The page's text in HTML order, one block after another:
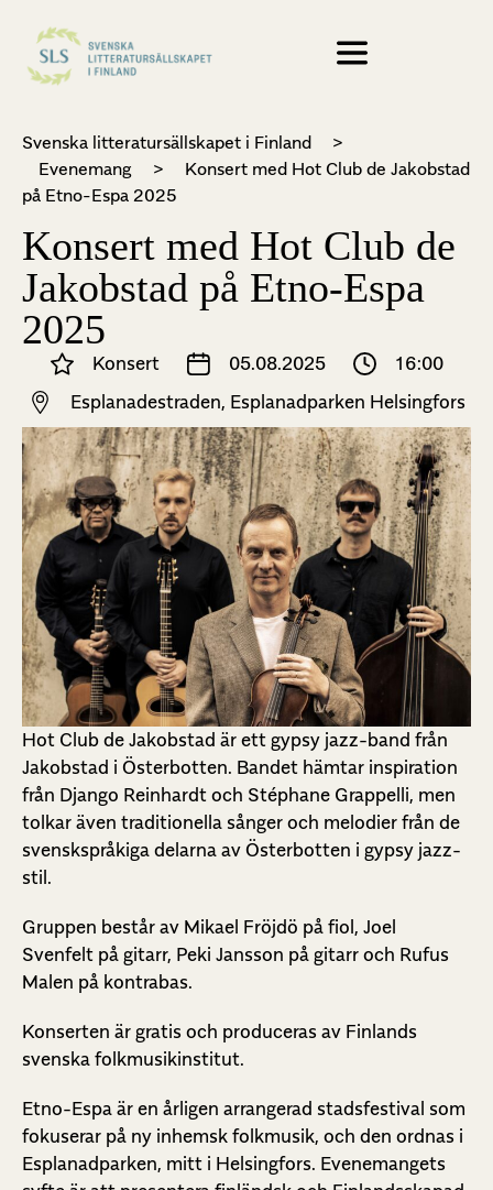
Svenska litteratursällskapet i Finland
>
Evenemang
>
Konsert med Hot Club de Jakobstad
på Etno-Espa 2025
Konsert med Hot Club de
Jakobstad på Etno-Espa
2025
Konsert 05.08.2025
16:00
Esplanadestraden, Esplanadparken Helsingfors
Hot Club de Jakobstad är ett gypsy jazz-band från
Jakobstad i Österbotten. Bandet hämtar inspiration
från Django Reinhardt och Stéphane Grappelli, men
tolkar även traditionella sånger och melodier från de
svenskspråkiga delarna av Österbotten i gypsy jazz-
stil.
Gruppen består av Mikael Fröjdö på fiol, Joel
Svenfelt på gitarr, Peki Jansson på gitarr och Rufus
Malen på kontrabas.
Konserten är gratis och produceras av Finlands
svenska folkmusikinstitut.
Etno-Espa är en årligen arrangerad stadsfestival som
fokuserar på ny inhemsk folkmusik, och den ordnas i
Esplanadparken, mitt i Helsingfors. Evenemangets